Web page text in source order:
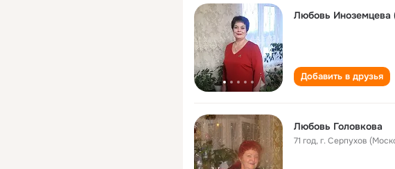
Любовь Иноземцева
Добавить в друзья
Любовь Головкова
71 год,г. Серпухов